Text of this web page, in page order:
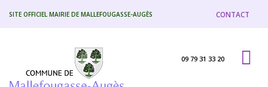
SITE OFFICIEL MAIRIE DE MALLEFOUGASSE-AUGÈS CONTACT
09 79 31 33 20